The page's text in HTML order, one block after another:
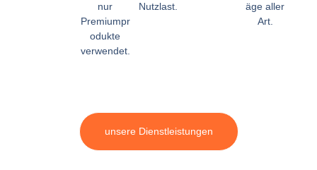
nur
Premiumpr
odukte
verwendet.
Nutzlast.
äge aller
Art.
unsere Dienstleistungen